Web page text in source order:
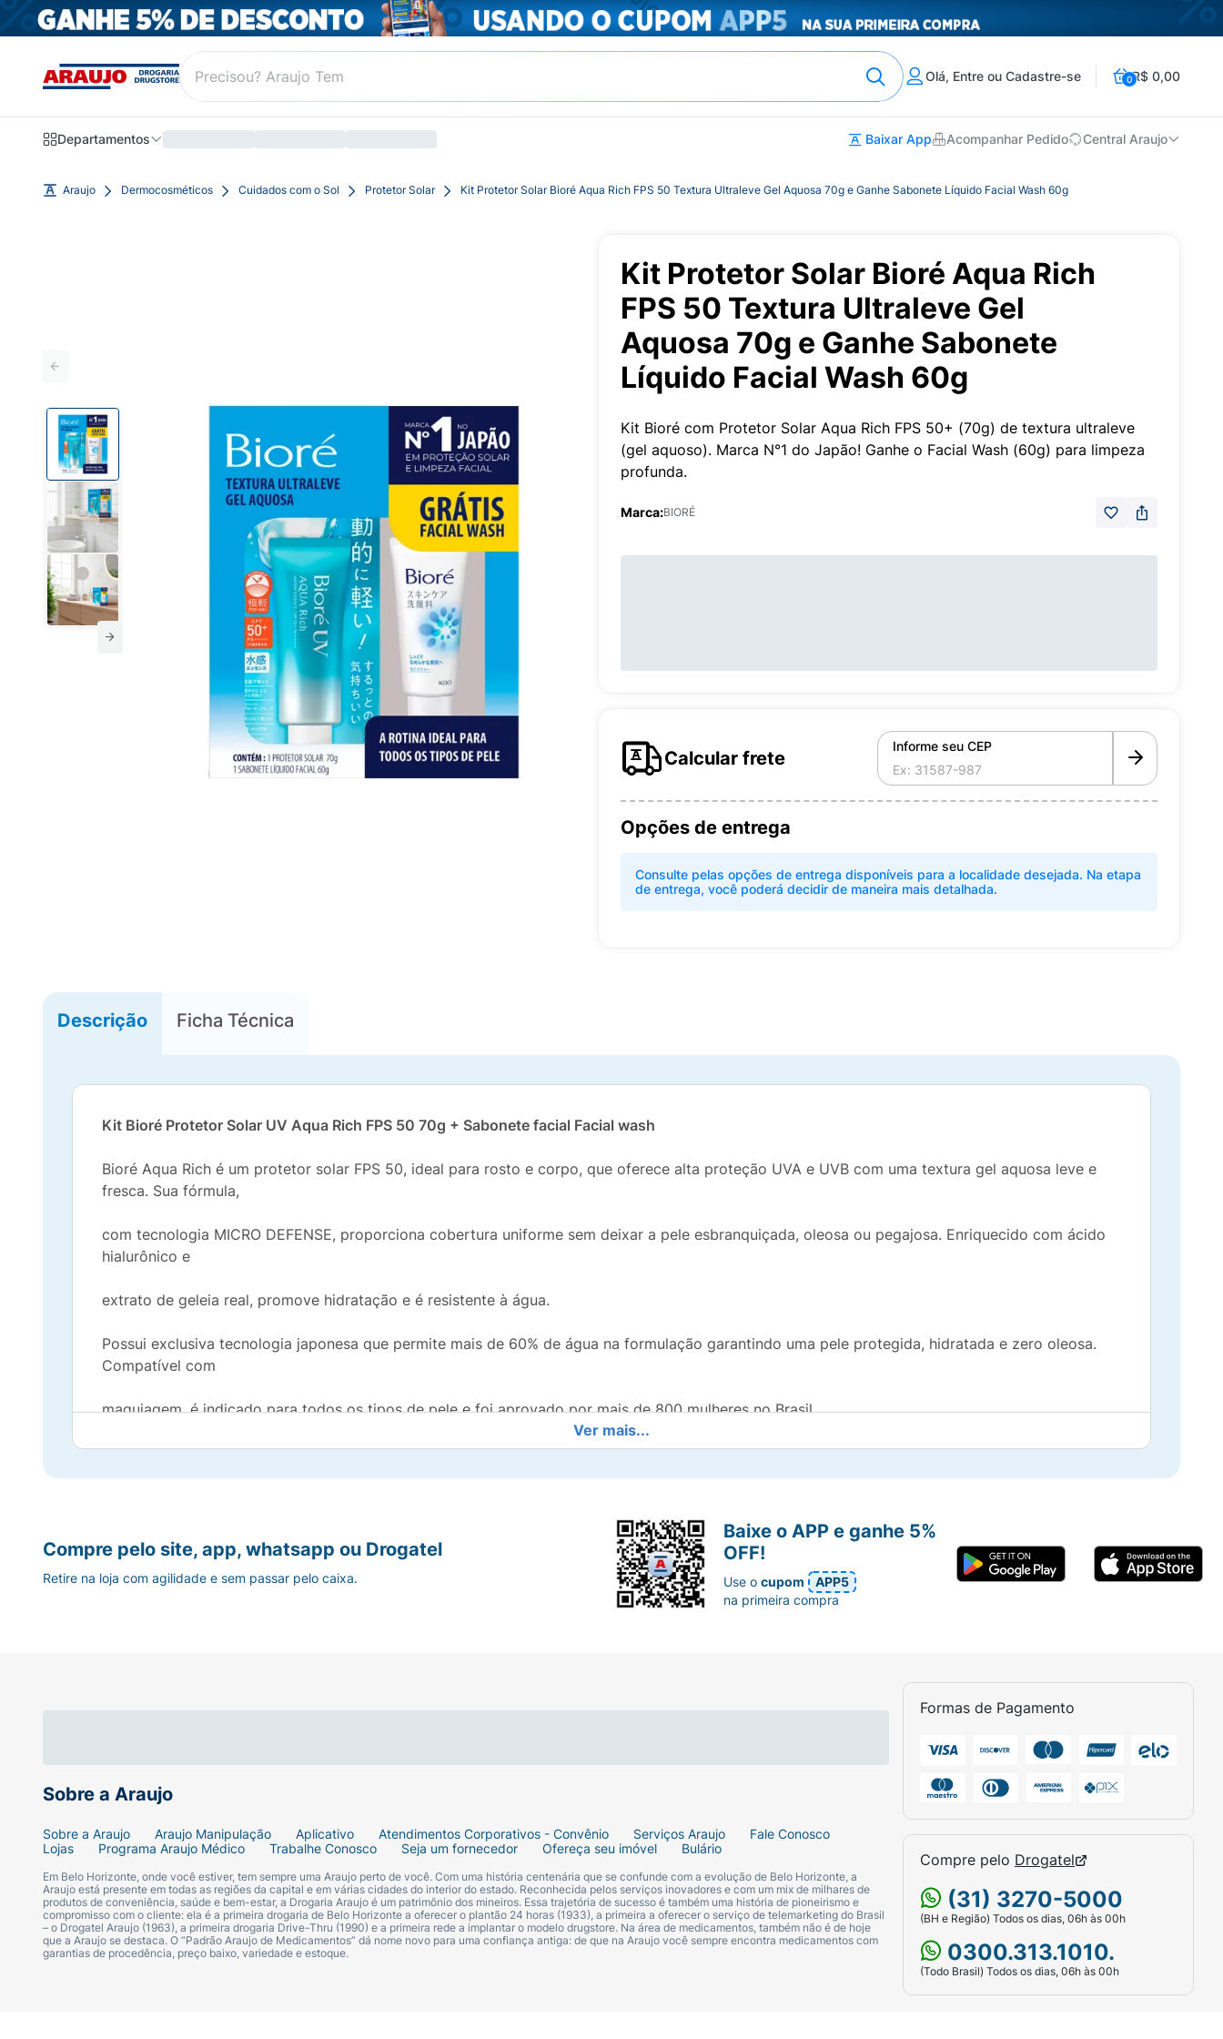
Olá, Entre ou Cadastre-se 0R$ 0,00
Departamentos Baixar App Acompanhar Pedido Central Araujo
Araujo Dermocosméticos Cuidados com o Sol Protetor Solar Kit Protetor Solar Bioré Aqua Rich FPS 50 Textura Ultraleve Gel Aquosa 70g e Ganhe Sabonete Líquido Facial Wash 60g
Kit Protetor Solar Bioré Aqua Rich
FPS 50 Textura Ultraleve Gel
Aquosa 70g e Ganhe Sabonete
Líquido Facial Wash 60g
Kit Bioré com Protetor Solar Aqua Rich FPS 50+ (70g) de textura ultraleve
(gel aquoso). Marca N°1 do Japão! Ganhe o Facial Wash (60g) para limpeza
profunda.
Marca:BIORÉ
Calcular frete
Informe seu CEP
Opções de entrega
Consulte pelas opções de entrega disponíveis para a localidade desejada. Na etapa
de entrega, você poderá decidir de maneira mais detalhada.
Descrição Ficha Técnica
Kit Bioré Protetor Solar UV Aqua Rich FPS 50 70g + Sabonete facial Facial wash
Bioré Aqua Rich é um protetor solar FPS 50, ideal para rosto e corpo, que oferece alta proteção UVA e UVB com uma textura gel aquosa leve e
fresca. Sua fórmula,
com tecnologia MICRO DEFENSE, proporciona cobertura uniforme sem deixar a pele esbranquiçada, oleosa ou pegajosa. Enriquecido com ácido
hialurônico e
extrato de geleia real, promove hidratação e é resistente à água.
Possui exclusiva tecnologia japonesa que permite mais de 60% de água na formulação garantindo uma pele protegida, hidratada e zero oleosa.
Compatível com
maquiagem, é indicado para todos os tipos de pele e foi aprovado por mais de 800 mulheres no Brasil.
Benefícios e Diferenciais:
• Alta proteção Solar UVA e UVB (FPS 50)
• Fórmula gel aquosa e textura ultraleve
• Não craquela e não pesa na pele
• Acabamento transparente
• Não deixa resíduos brancos/ pele esbranquiçada.
• Não deixa pele oleosa ou pegajosa
Ver mais...
Sobre a Araujo
Sobre a Araujo Araujo Manipulação Aplicativo Atendimentos Corporativos - Convênio Serviços Araujo
Fale Conosco
Lojas
Programa Araujo Médico Trabalhe Conosco Seja um fornecedor Ofereça seu imóvel Bulário
Em Belo Horizonte, onde você estiver, tem sempre uma Araujo perto de você. Com uma história centenária que se confunde com a evolução de Belo Horizonte, a
Araujo está presente em todas as regiões da capital e em várias cidades do interior do estado. Reconhecida pelos serviços inovadores e com um mix de milhares de
produtos de conveniência, saúde e bem-estar, a Drogaria Araujo é um patrimônio dos mineiros. Essa trajetória de sucesso é também uma história de pioneirismo e
compromisso com o cliente: ela é a primeira drogaria de Belo Horizonte a oferecer o plantão 24 horas (1933), a primeira a oferecer o serviço de telemarketing do Brasil
– o Drogatel Araujo (1963), a primeira drogaria Drive-Thru (1990) e a primeira rede a implantar o modelo drugstore. Na área de medicamentos, também não é de hoje
que a Araujo se destaca. O “Padrão Araujo de Medicamentos” dá nome novo para uma confiança antiga: de que na Araujo você sempre encontra medicamentos com
garantias de procedência, preço baixo, variedade e estoque.
Formas de Pagamento
Compre pelo Drogatel
(31) 3270-5000
(BH e Região) Todos os dias, 06h às 00h
0300.313.1010.
(Todo Brasil) Todos os dias, 06h às 00h
Compre pelo site, app, whatsapp ou Drogatel
Retire na loja com agilidade e sem passar pelo caixa.
Baixe o APP e ganhe 5%
OFF!
Use ocupom
APP5
na primeira compra